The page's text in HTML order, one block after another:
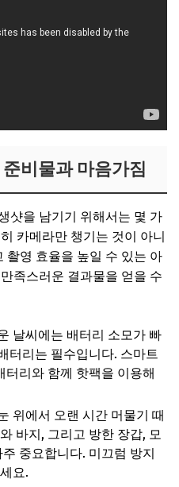
비물과 마음가짐
샷을 남기기 위해서는 몇 가
카메라만 챙기는 것이 아니
촬영 효율을 높일 수 있는 아
족스러운 결과물을 얻을 수
날씨에는 배터리 소모가 빠
터리는 필수입니다. 스마트
리와 함께 핫팩을 이용해
위에서 오랜 시간 머물기 때
바지, 그리고 방한 장갑, 모
중요합니다. 미끄럼 방지
요.